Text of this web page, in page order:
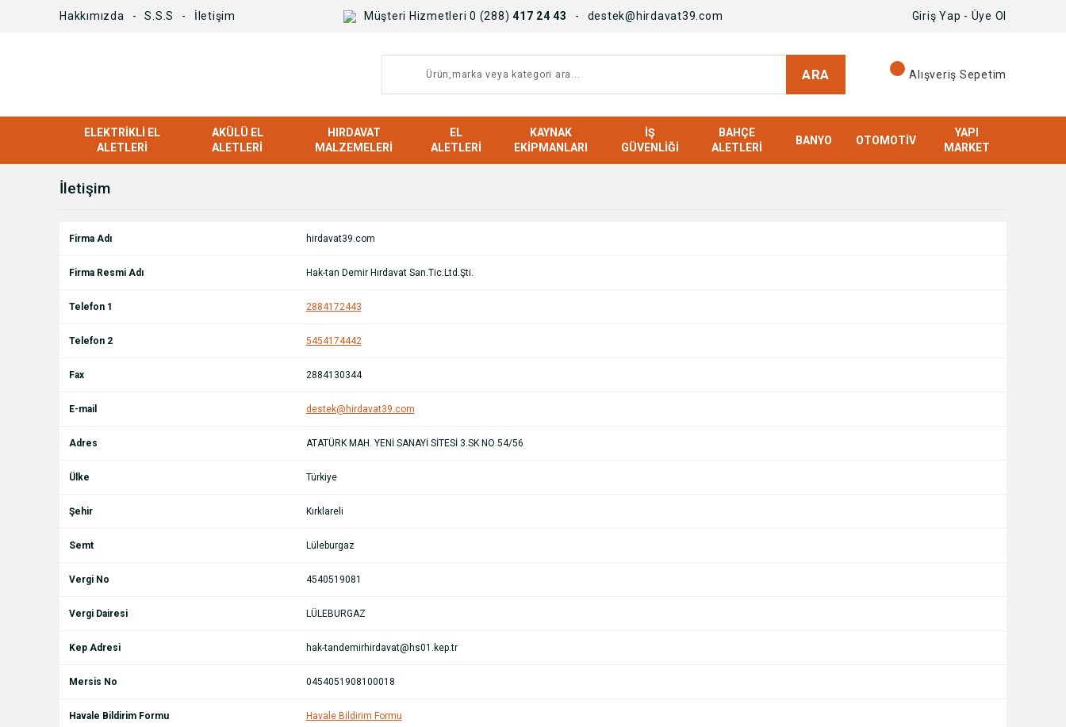
Hakkımızda S.S.S İletişim Müşteri Hizmetleri 0 (288) 417 24 43 destek@hirdavat39.com Giriş Yap - Üye Ol
ARA Alışveriş Sepetim
ELEKTRIKLI EL
ALETLERI
AKÜLÜ EL
ALETLERI
HIRDAVAT
MALZEMELERI
EL
ALETLERI
KAYNAK
EKIPMANLARI
İŞ
GÜVENLIĞI
BAHÇE
ALETLERI
BANYO OTOMOTIV
YAPI
MARKET
İletişim
Firma Adı hirdavat39.com
Firma Resmi Adı Hak-tan Demir Hırdavat San.Tic.Ltd.Şti.
Telefon 1 2884172443
Telefon 2 5454174442
Fax 2884130344
E-mail destek@hirdavat39.com
Adres ATATÜRK MAH. YENİ SANAYİ SİTESİ 3.SK NO 54/56
Ülke Türkiye
Şehir Kırklareli
Semt Lüleburgaz
Vergi No 4540519081
Vergi Dairesi LÜLEBURGAZ
Kep Adresi hak-tandemirhirdavat@hs01.kep.tr
Mersis No 0454051908100018
Havale Bildirim Formu Havale Bildirim Formu